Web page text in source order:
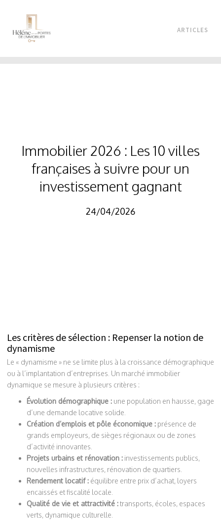
ARTICLES
Immobilier 2026 : Les 10 villes
françaises à suivre pour un
investissement gagnant
24/04/2026
Les critères de sélection : Repenser la notion de
dynamisme
Le « dynamisme » ne se limite plus à la croissance démographique
ou à l’implantation d’entreprises. Un marché immobilier
dynamique se mesure à plusieurs critères :
Évolution démographique : une population en hausse, gage
d’une demande locative solide.
Création d’emplois et pôle économique : présence de
grands employeurs, de sièges régionaux ou de zones
d’activité innovantes.
Projets urbains et rénovation : investissements publics,
nouvelles infrastructures, rénovation de quartiers.
Rendement locatif : équilibre entre prix d’achat, loyers
encaissés et fiscalité locale.
Qualité de vie et attractivité :transports, écoles, espaces
verts, dynamique culturelle.